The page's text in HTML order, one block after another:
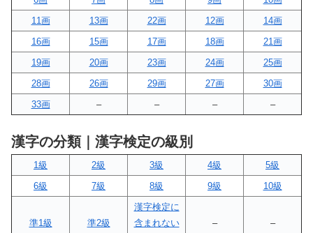
11画
13画 22画 12画
14画
16画
15画 17画 18画
21画
19画
20画 23画 24画
25画
28画
26画 29画 27画
30画
33画
– – – –
漢字の分類｜漢字検定の級別
1級 2級 3級 4級
5級
6級
7級 8級 9級 10級
準1級 準2級
漢字検定に
含まれない
– –